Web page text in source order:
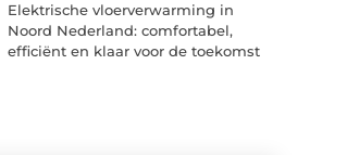
Elektrische vloerverwarming in
Noord Nederland: comfortabel,
efficiënt en klaar voor de toekomst